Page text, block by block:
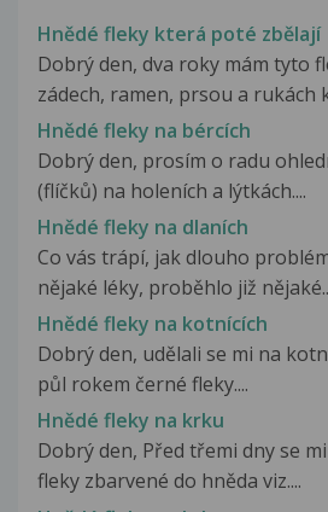
Hnědé fleky která poté zbělají
Dobrý den, dva roky mám tyto
zádech, ramen, prsou a rukách
Hnědé fleky na bércích
Dobrý den, prosím o radu
(flíčků) na holeních a lýtkách....
Hnědé fleky na dlaních
Co vás trápí, jak dlouho
nějaké léky, proběhlo již
Hnědé fleky na kotnících
Dobrý den, udělali se mi na
půl rokem černé fleky....
Hnědé fleky na krku
Dobrý den, Před třemi dny se
fleky zbarvené do hněda viz....